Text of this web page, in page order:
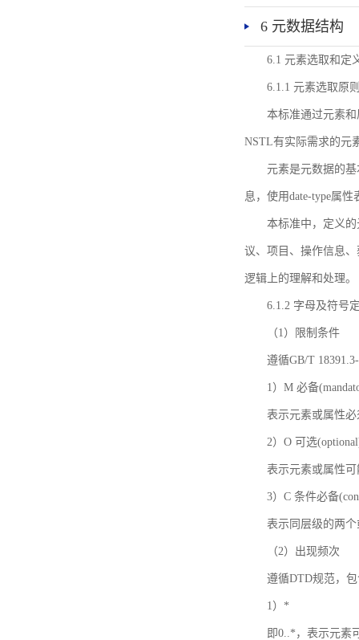
6 元数据结构
6.1 元素选取和定
6.1.1 元素选取原
本标准通过元素
NSTL有实际需求的元
元素是元数据的
息，使用date-type属
本标准中，定义
议、项目、操作信息
逻辑上的理解和处理。
6.1.2 字母及符号
（1）限制条件
遵循GB/T
1）M 必备
表示元素或属性
2）O 可选
表示元素或属性
3）C 条件必备
表示同层级的两
（2）出现频次
遵循DTD规范，
1）*
即0..*，表示元素